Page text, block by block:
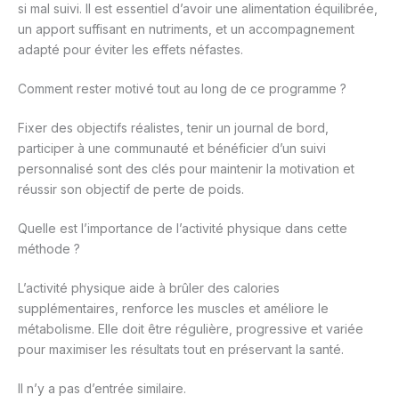
si mal suivi. Il est essentiel d’avoir une alimentation équilibrée,
un apport suffisant en nutriments, et un accompagnement
adapté pour éviter les effets néfastes.
Comment rester motivé tout au long de ce programme ?
Fixer des objectifs réalistes, tenir un journal de bord,
participer à une communauté et bénéficier d’un suivi
personnalisé sont des clés pour maintenir la motivation et
réussir son objectif de perte de poids.
Quelle est l’importance de l’activité physique dans cette
méthode ?
L’activité physique aide à brûler des calories
supplémentaires, renforce les muscles et améliore le
métabolisme. Elle doit être régulière, progressive et variée
pour maximiser les résultats tout en préservant la santé.
Il n’y a pas d’entrée similaire.